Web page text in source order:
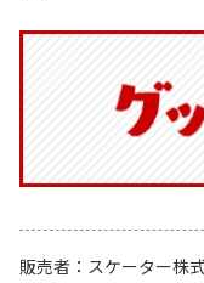
販売者
スケーター株